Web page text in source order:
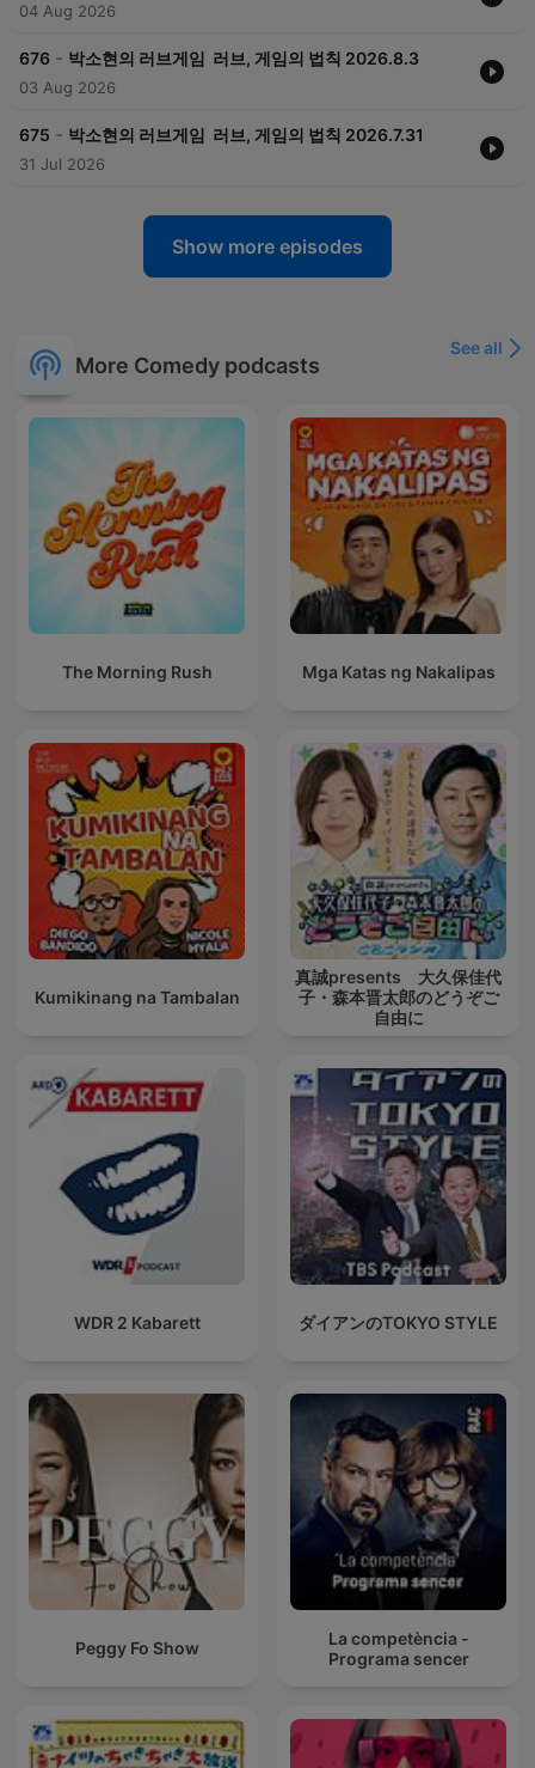
04 Aug 2026
676 - 박소현의 러브게임 ­ 러브, 게임의 법칙 2026.8.3
03 Aug 2026
675 - 박소현의 러브게임 ­ 러브, 게임의 법칙 2026.7.31
31 Jul 2026
Show more episodes
More Comedy podcasts
See all
The Morning Rush Mga Katas ng Nakalipas
Kumikinang na Tambalan
真誠presents 大久保佳代
子・森本晋太郎のどうぞご
自由に
WDR 2 Kabarett ダイアンのTOKYO STYLE
Peggy Fo Show
La competència -
Programa sencer